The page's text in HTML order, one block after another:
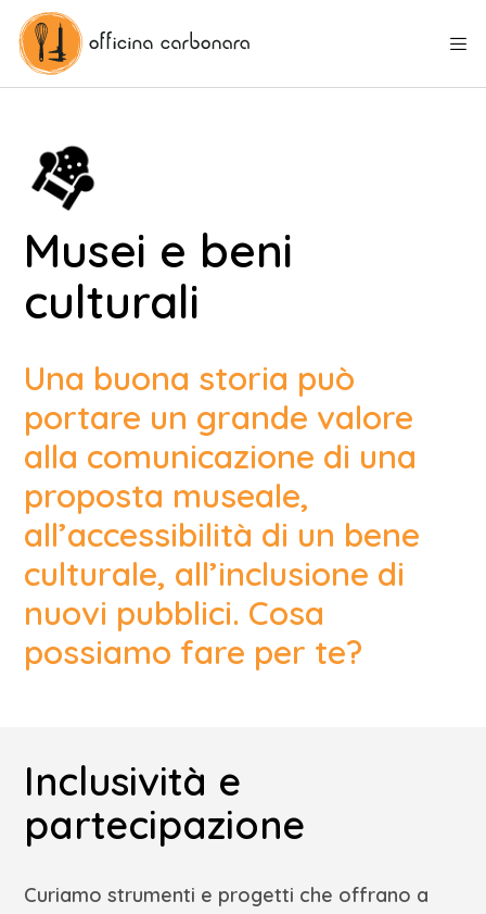
Musei e beni
culturali
Una buona storia può
portare un grande valore
alla comunicazione di una
proposta museale,
all’accessibilità di un bene
culturale, all’inclusione di
nuovi pubblici. Cosa
possiamo fare per te?
Inclusività e
partecipazione
Curiamo strumenti e progetti che offrano a